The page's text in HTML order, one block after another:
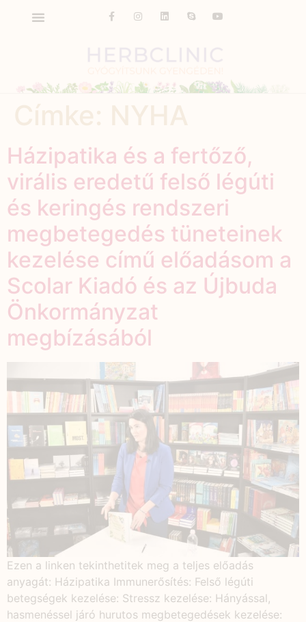
Házipatika és a fertőző,
virális eredetű felső légúti
és keringés rendszeri
megbetegedés tüneteinek
kezelése című előadásom a
Scolar Kiadó és az Újbuda
Önkormányzat
megbízásából
Ezen a linken tekinthetitek meg a teljes előadás
anyagát: Házipatika Immunerősítés: Felső légúti
betegségek kezelése: Stressz kezelése: Hányással,
hasmenéssel járó hurutos megbetegedések kezelése: